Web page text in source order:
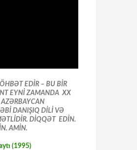
EDİR – BU BİR
EYNİ ZAMANDA XX
DANIŞIQ DİLİ VƏ
DİQQƏT EDİN.
AMİN.
(1995)